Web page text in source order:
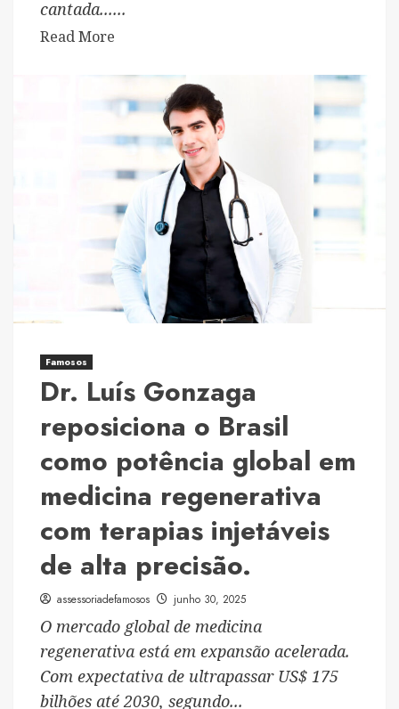
cantada......
Read More
about
“Mistérios
Deus”,
uma
de
VJota
sobre
natureza
de
a
fé
nEle
Famosos
Dr. Luís Gonzaga
reposiciona o Brasil
como potência global em
medicina regenerativa
com terapias injetáveis
de alta precisão.
assessoriadefamosos junho 30, 2025
O mercado global de medicina
regenerativa está em expansão acelerada.
Com expectativa de ultrapassar US$ 175
bilhões até 2030, segundo...